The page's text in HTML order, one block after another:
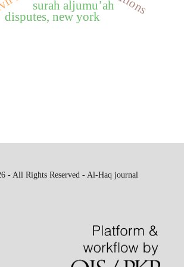
surah aljumu’ah
disputes, new york
- All Rights Reserved - Al-Haq journal